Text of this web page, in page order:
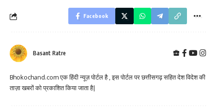
Facebook
Basant Ratre
Bhokochand.com एक हिंदी न्यूज़ पोर्टल है , इस पोर्टल पर छत्तीसगढ़ सहित देश विदेश की
ताज़ा खबरों को प्रकाशित किया जाता है|